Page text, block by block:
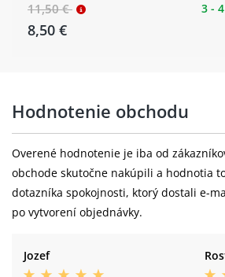
11,50 €
8,50 €
3 -
Hodnotenie obchodu
Overené hodnotenie je iba od
obchode skutočne nakúpili a hodnotia
dotazníka spokojnosti, ktorý dostali e-
po vytvorení objednávky.
Jozef